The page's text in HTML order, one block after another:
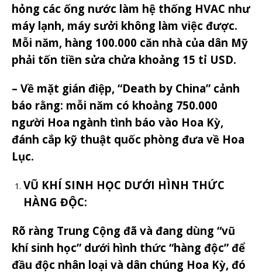
hỏng các ống nước làm hệ thống HVAC như
máy lạnh, máy sưởi không làm việc được.
Mỗi năm, hàng 100.000 căn nhà của dân Mỹ
phải tốn tiền sửa chửa khoảng 15 tỉ USD.
– Về mặt gián điệp, “Death by China” cảnh
báo rằng: mỗi năm có khoảng 750.000
người Hoa ngành tình báo vào Hoa Kỳ,
đánh cắp kỹ thuật quốc phòng đưa về Hoa
Lục.
VŨ KHÍ SINH HỌC DƯỚI HÌNH THỨC
HÀNG ĐỘC:
Rõ ràng Trung Cộng đã và đang dùng “vũ
khí sinh học” dưới hình thức “hàng độc” để
đầu độc nhân loại và dân chúng Hoa Kỳ, đó